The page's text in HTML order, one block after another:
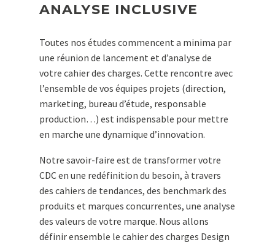
ANALYSE INCLUSIVE
Toutes nos études commencent a minima par
une réunion de lancement et d’analyse de
votre cahier des charges. Cette rencontre avec
l’ensemble de vos équipes projets (direction,
marketing, bureau d’étude, responsable
production…) est indispensable pour mettre
en marche une dynamique d’innovation.
Notre savoir-faire est de transformer votre
CDC en une redéfinition du besoin, à travers
des cahiers de tendances, des benchmark des
produits et marques concurrentes, une analyse
des valeurs de votre marque. Nous allons
définir ensemble le cahier des charges Design